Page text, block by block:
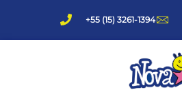
+55 (15) 3261-1394